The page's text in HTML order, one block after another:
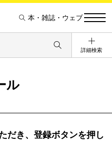
本・雑誌・ウェブ
詳細検索
ル
だき、登録ボタンを押し